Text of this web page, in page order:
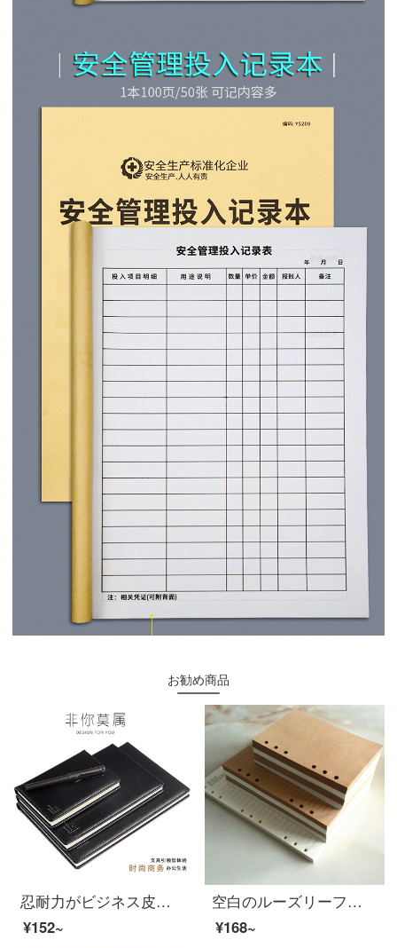
お勧め商品
忍耐力がビジネス皮革本会議メモ帳仕事ノート文具事務用品黒100枚MA3818 K/B 5
¥152~
空白のルーズリーフの芯のノートの内芯のメモ帳の内のページは芯の100グラムの紙の5冊に代わって詰めます空白のクラフトのルーズリーフの芯の80枚のA 6孔
¥168~